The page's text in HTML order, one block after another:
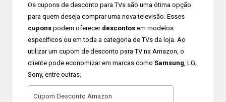
Os cupons de desconto para TVs são uma ótima opção
para quem deseja comprar uma nova televisão. Esses
cupons podem oferecer descontos em modelos
específicos ou em toda a categoria de TVs da loja. Ao
utilizar um cupom de desconto para TV na Amazon, o
cliente pode economizar em marcas como Samsung , LG,
Sony, entre outras.
Cupom Desconto Amazon